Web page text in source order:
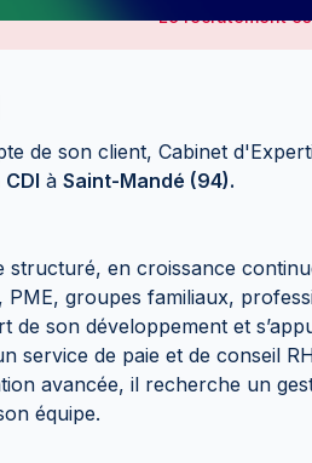
Le recrutement
de son client, Cabinet
CDI à Saint-Mandé (94).
structuré, en croissance
PME, groupes familiaux,
de son développement et
service de paie et de conseil
avancée, il recherche un
équipe.